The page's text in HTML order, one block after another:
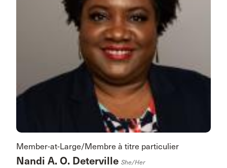
Member-at-Large/Membre à titre particulier
Nandi A. O. Deterville She/her